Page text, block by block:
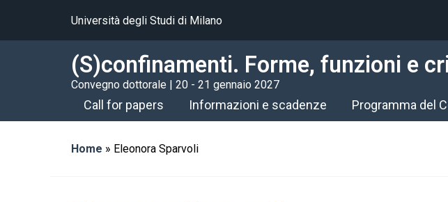
Università degli Studi di Milano
(S)confinamenti. Forme, funzioni e
Convegno dottorale | 20 - 21 gennaio 2027
Call for papers Informazioni e scadenze Programma del
Home » Eleonora Sparvoli